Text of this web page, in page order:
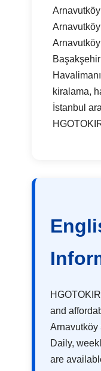
kiralama,
İstanbul
and
Arnavutköy
Daily,
are